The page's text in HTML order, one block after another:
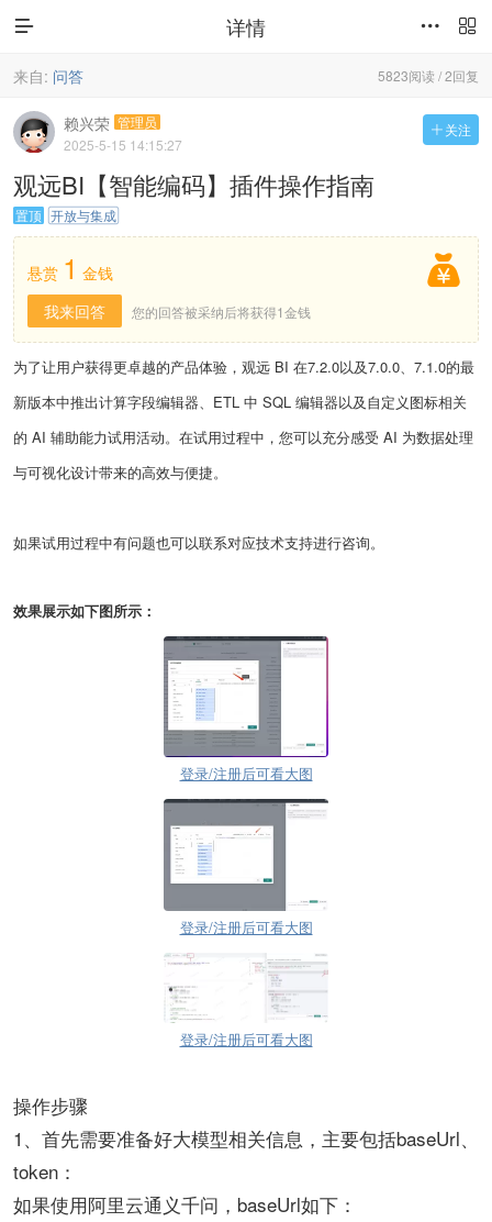
 详情 

5823阅读 / 2回复
来自: 问答
 关注
赖兴荣 管理员
2025-5-15 14:15:27
观远BI【智能编码】插件操作指南
置顶 开放与集成

悬赏 1 金钱
我来回答
您的回答被采纳后将获得1金钱
为了让用户获得更卓越的产品体验，观远 BI 在7.2.0以及7.0.0、7.1.0的最
新版本中推出计算字段编辑器、ETL 中 SQL 编辑器以及自定义图标相关
的 AI 辅助能力试用活动。在试用过程中，您可以充分感受 AI 为数据处理
与可视化设计带来的高效与便捷。
如果试用过程中有问题也可以联系对应技术支持进行咨询。
效果展示如下图所示：
登录/注册后可看大图
登录/注册后可看大图
登录/注册后可看大图
操作步骤
1、首先需要准备好大模型相关信息，主要包括baseUrl、
token：
如果使用阿里云通义千问，baseUrl如下：